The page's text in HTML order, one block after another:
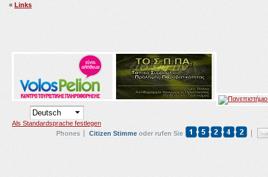
« Links
Als Standardsprache festlegen
Phones
Citizen Stimme oder rufen Sie